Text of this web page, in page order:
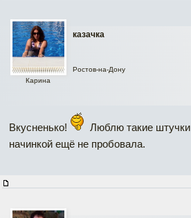
казачка
Карина
Ростов-на-Дону
Вкусненько! Люблю такие штучки
начинкой ещё не пробовала.